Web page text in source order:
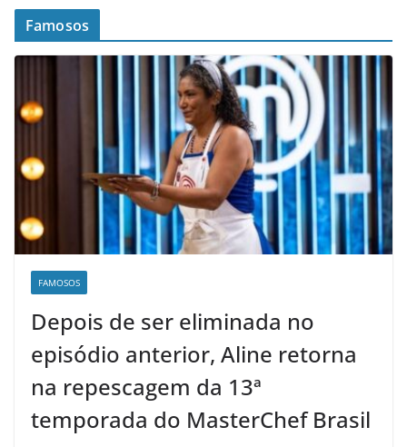
Famosos
FAMOSOS
Depois de ser eliminada no
episódio anterior, Aline retorna
na repescagem da 13ª
temporada do MasterChef Brasil